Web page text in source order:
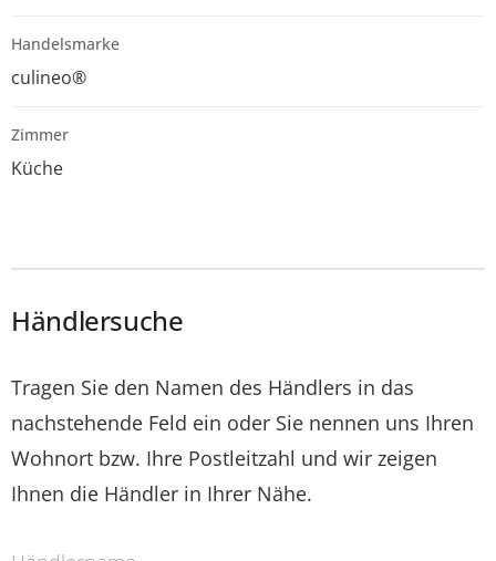
Handelsmarke
culineo®
Zimmer
Küche
Händlersuche
Tragen Sie den Namen des Händlers in das
nachstehende Feld ein oder Sie nennen uns Ihren
Wohnort bzw. Ihre Postleitzahl und wir zeigen
Ihnen die Händler in Ihrer Nähe.